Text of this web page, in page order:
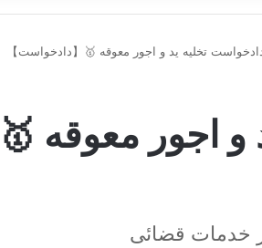
تخلیه ید و اجور معوقه 🥇【دادخواست】
و اجور معوقه 🥇
خدمات قضائی